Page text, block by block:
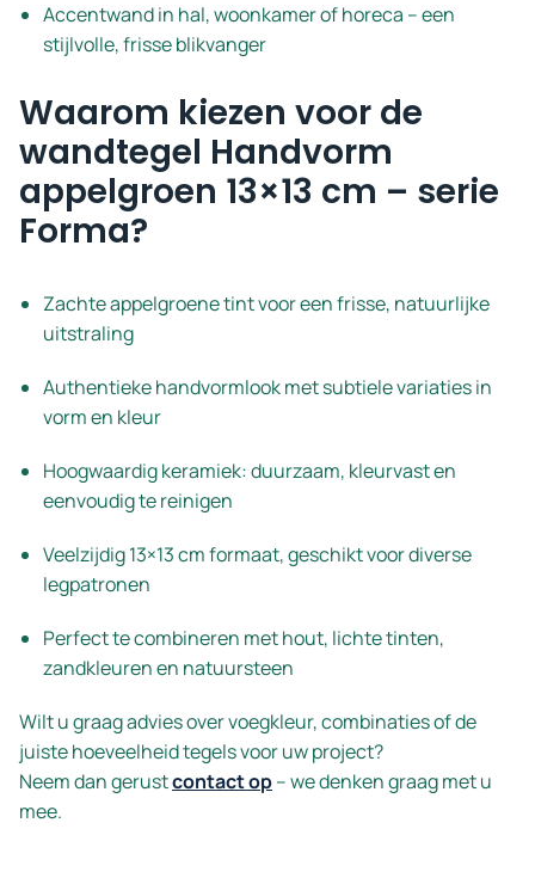
Accentwand in hal, woonkamer of horeca – een
stijlvolle, frisse blikvanger
Waarom kiezen voor de
wandtegel Handvorm
appelgroen 13×13 cm – serie
Forma?
Zachte appelgroene tint voor een frisse, natuurlijke
uitstraling
Authentieke handvormlook met subtiele variaties in
vorm en kleur
Hoogwaardig keramiek: duurzaam, kleurvast en
eenvoudig te reinigen
Veelzijdig 13×13 cm formaat, geschikt voor diverse
legpatronen
Perfect te combineren met hout, lichte tinten,
zandkleuren en natuursteen
Wilt u graag advies over voegkleur, combinaties of de
juiste hoeveelheid tegels voor uw project?
Neem dan gerustcontact op– we denken graag met u
mee.